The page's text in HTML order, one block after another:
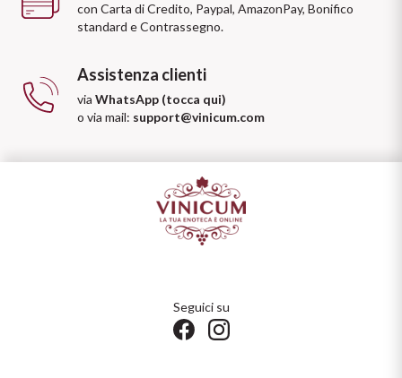
con Carta di Credito, Paypal, AmazonPay, Bonifico
standard e Contrassegno.
Assistenza clienti
via WhatsApp (tocca qui)
o via mail: support@vinicum.com
Seguici su